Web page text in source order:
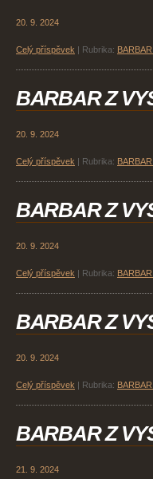
20. 9. 2024
Celý příspěvek Rubrika:
BARBAR Z
20. 9. 2024
Celý příspěvek Rubrika:
BARBAR Z
20. 9. 2024
Celý příspěvek Rubrika:
BARBAR Z
20. 9. 2024
Celý příspěvek Rubrika:
BARBAR Z
21. 9. 2024